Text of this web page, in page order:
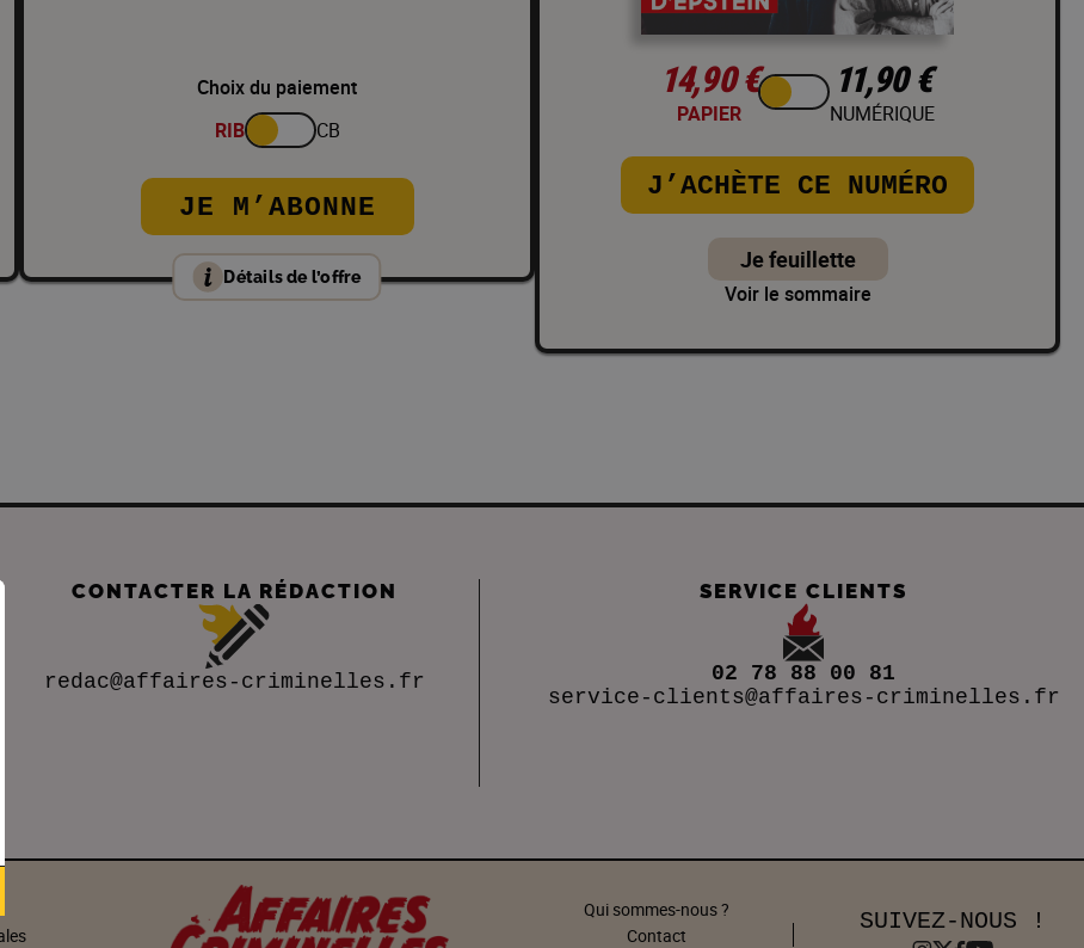
Choix du paiement
RIB
CB
JE M’ABONNE
Détails de l’offre
14,90 €
PAPIER
11,90 €
NUMÉRIQUE
J’ACHÈTE CE NUMÉRO
Je feuillette
Voir le sommaire
CONTACTER LA RÉDACTION
redac@affaires-criminelles.fr
SERVICE CLIENTS
02 78 88 00 81
service-clients@affaires-criminelles.fr
Qui sommes-nous ?
Contact
SUIVEZ-NOUS !